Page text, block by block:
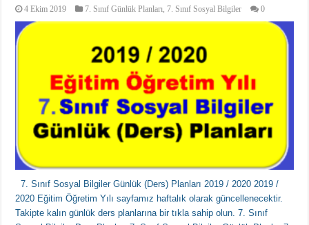
4 Ekim 2019 7. Sınıf Günlük Planları,7. Sınıf Sosyal Bilgiler 0
7. Sınıf Sosyal Bilgiler Günlük (Ders) Planları 2019 / 2020 2019 /
2020 Eğitim Öğretim Yılı sayfamız haftalık olarak güncellenecektir.
Takipte kalın günlük ders planlarına bir tıkla sahip olun. 7. Sınıf